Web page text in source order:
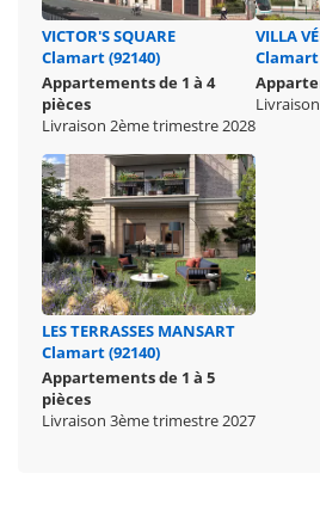
VICTOR'S SQUARE
Clamart (92140)
Appartements de 1 à 4
pièces
Livraison 2ème trimestre 2028
VILLA
Clamart
LES TERRASSES MANSART
Clamart (92140)
Appartements de 1 à 5
pièces
Livraison 3ème trimestre 2027